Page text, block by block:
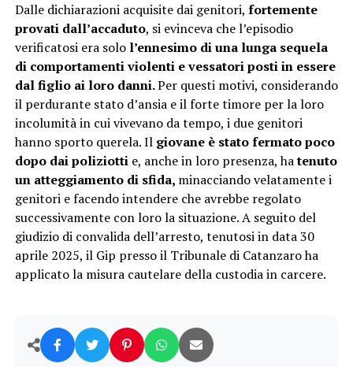
Dalle dichiarazioni acquisite dai genitori, fortemente
provati dall’accaduto, si evinceva che l’episodio
verificatosi era solo l’ennesimo di una lunga sequela
di comportamenti violenti e vessatori posti in essere
dal figlio ai loro danni.Per questi motivi, considerando
il perdurante stato d’ansia e il forte timore per la loro
incolumità in cui vivevano da tempo, i due genitori
hanno sporto querela. Il giovane è stato fermato poco
dopo dai poliziottie, anche in loro presenza, hatenuto
un atteggiamento di sfida, minacciando velatamente i
genitori e facendo intendere che avrebbe regolato
successivamente con loro la situazione. A seguito del
giudizio di convalida dell’arresto, tenutosi in data 30
aprile 2025, il Gip presso il Tribunale di Catanzaro ha
applicato la misura cautelare della custodia in carcere.